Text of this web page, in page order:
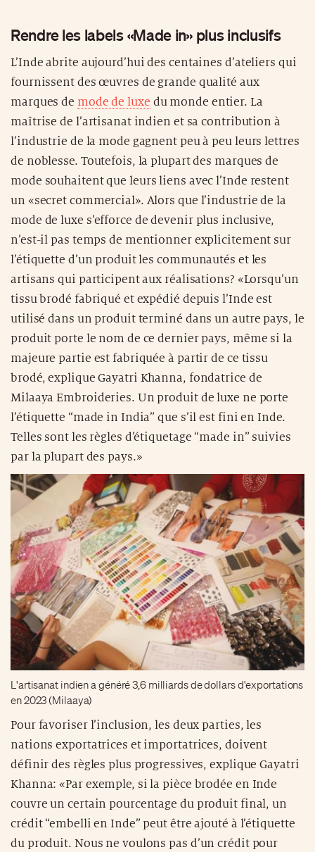
Rendre les labels «Made in» plus inclusifs
L’Inde abrite aujourd’hui des centaines d’ateliers qui
fournissent des œuvres de grande qualité aux
marques de mode de luxe du monde entier. La
maîtrise de l’artisanat indien et sa contribution à
l’industrie de la mode gagnent peu à peu leurs lettres
de noblesse. Toutefois, la plupart des marques de
mode souhaitent que leurs liens avec l’Inde restent
un «secret commercial». Alors que l’industrie de la
mode de luxe s’efforce de devenir plus inclusive,
n’est-il pas temps de mentionner explicitement sur
l’étiquette d’un produit les communautés et les
artisans qui participent aux réalisations? «Lorsqu’un
tissu brodé fabriqué et expédié depuis l’Inde est
utilisé dans un produit terminé dans un autre pays, le
produit porte le nom de ce dernier pays, même si la
majeure partie est fabriquée à partir de ce tissu
brodé, explique Gayatri Khanna, fondatrice de
Milaaya Embroideries. Un produit de luxe ne porte
l’étiquette “made in India” que s’il est fini en Inde.
Telles sont les règles d’étiquetage “made in” suivies
par la plupart des pays.»
L'artisanat indien a généré 3,6 milliards de dollars d'exportations
en 2023 (Milaaya)
Pour favoriser l’inclusion, les deux parties, les
nations exportatrices et importatrices, doivent
définir des règles plus progressives, explique Gayatri
Khanna: «Par exemple, si la pièce brodée en Inde
couvre un certain pourcentage du produit final, un
crédit “embelli en Inde” peut être ajouté à l’étiquette
du produit. Nous ne voulons pas d’un crédit pour